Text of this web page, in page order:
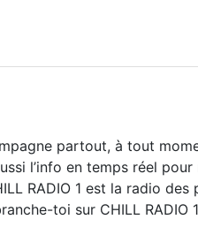
partout, à tout
l’info en temps réel
RADIO 1 est la radio des
toi sur CHILL RADIO